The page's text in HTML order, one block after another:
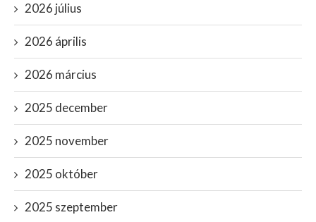
2026 július
2026 április
2026 március
2025 december
2025 november
2025 október
2025 szeptember